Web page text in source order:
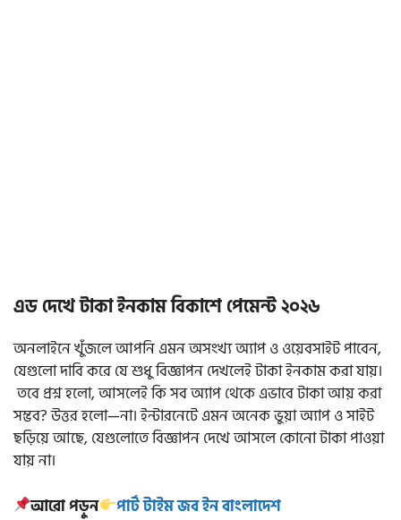
এড দেখে টাকা ইনকাম বিকাশে পেমেন্ট ২০২৬
অনলাইনে খুঁজলে আপনি এমন অসংখ্য অ্যাপ ও ওয়েবসাইট পাবেন,
যেগুলো দাবি করে যে শুধু বিজ্ঞাপন দেখলেই টাকা ইনকাম করা যায়।
তবে প্রশ্ন হলো, আসলেই কি সব অ্যাপ থেকে এভাবে টাকা আয় করা
সম্ভব? উত্তর হলো—না। ইন্টারনেটে এমন অনেক ভুয়া অ্যাপ ও সাইট
ছড়িয়ে আছে, যেগুলোতে বিজ্ঞাপন দেখে আসলে কোনো টাকা পাওয়া
যায় না।
আরো পড়ুন
পার্ট টাইম জব ইন বাংলাদেশ